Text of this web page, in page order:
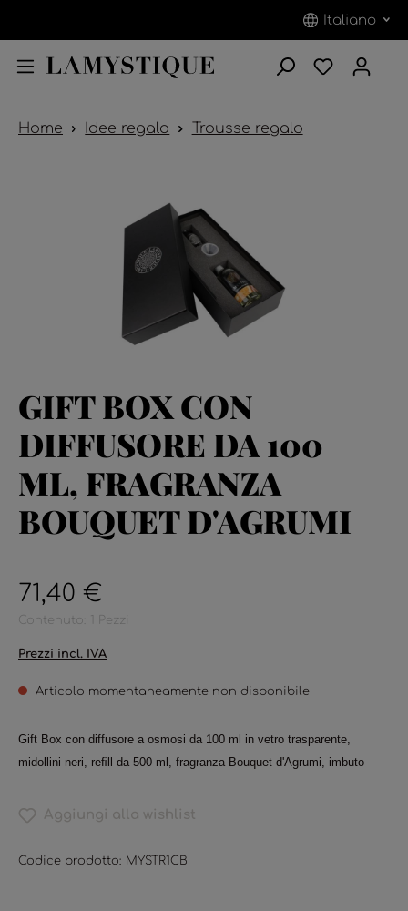
Italiano
Home Idee regalo Trousse regalo
GIFT BOX CON
DIFFUSORE DA 100
ML, FRAGRANZA
BOUQUET D'AGRUMI
71,40 €
Contenuto: 1 Pezzi
Prezzi incl. IVA
Articolo momentaneamente non disponibile
Gift Box con diffusore a osmosi da 100 ml in vetro trasparente,
midollini neri, reﬁll da 500 ml, fragranza Bouquet d'Agrumi, imbuto
Aggiungi alla wishlist
Codice prodotto: MYSTR1CB